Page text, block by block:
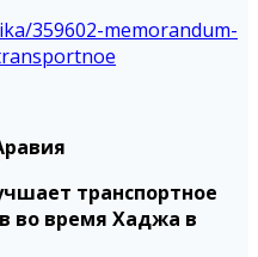
359602-memorandum-
транспортное
во время Хаджа в